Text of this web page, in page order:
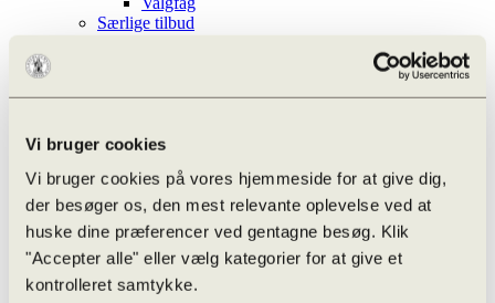
Vi bruger cookies
Vi bruger cookies på vores hjemmeside for at give dig,
der besøger os, den mest relevante oplevelse ved at
huske dine præferencer ved gentagne besøg. Klik
"Accepter alle" eller vælg kategorier for at give et
kontrolleret samtykke.
Særlige tilbud
Procedure for hjælp
Team Danmark
Kalender
Ferieplan
Kalender
Elever
Alumner